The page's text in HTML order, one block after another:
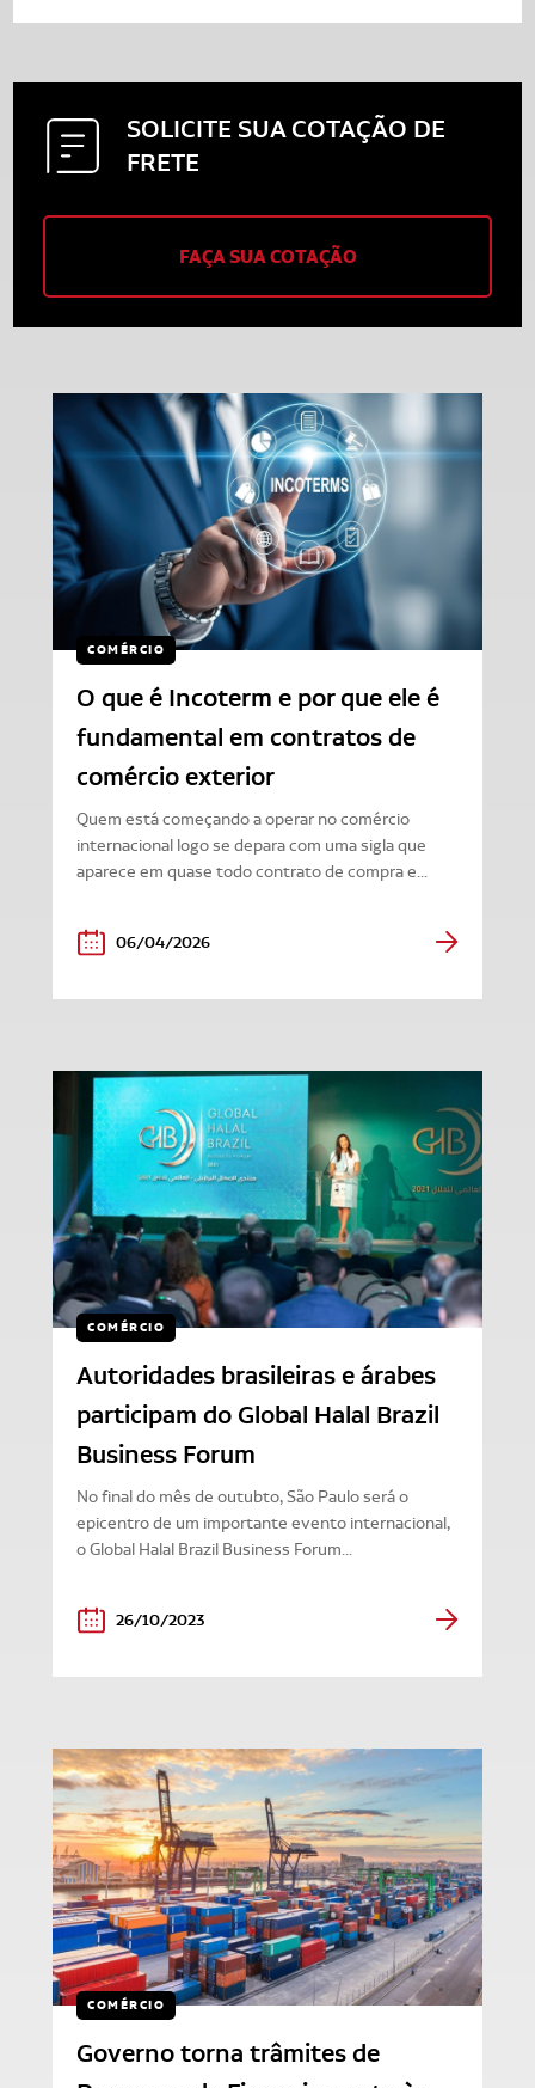
SOLICITE SUACOTAÇÃO DE
FRETE
FAÇA SUA COTAÇÃO
COMÉRCIO
O que é Incoterm e por que ele é
fundamental em contratos de
comércio exterior
Quem está começando a operar no comércio
internacional logo se depara com uma sigla que
aparece em quase todo contrato de compra e...
06/04/2026
COMÉRCIO
Autoridades brasileiras e árabes
participam do Global Halal Brazil
Business Forum
No final do mês de outubto, São Paulo será o
epicentro de um importante evento internacional,
o Global Halal Brazil Business Forum...
26/10/2023
COMÉRCIO
Governo torna trâmites de